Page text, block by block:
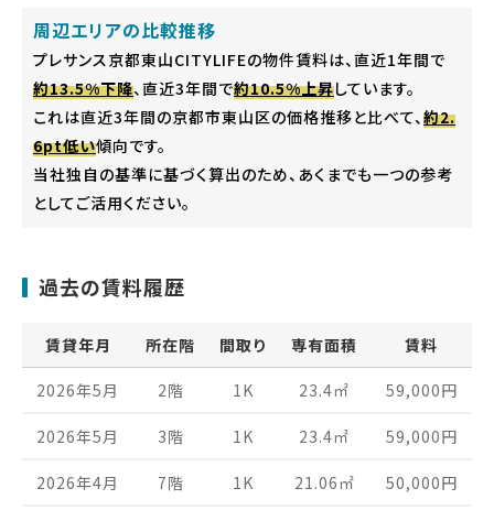
周辺エリアの比較推移
プレサンス京都東山CITYLIFEの物件賃料は、直近1年間で
約13.5%下降、直近3年間で約10.5%上昇しています。
これは直近3年間の京都市東山区の価格推移と比べて、 約2.
6pt低い傾向です。
当社独自の基準に基づく算出のため、あくまでも一つの参考
としてご活用ください。
過去の賃料履歴
賃貸年月 所在階 間取り 専有面積 賃料
2026年5月 2階 1K 23.4㎡ 59,000円
2026年5月 3階 1K 23.4㎡ 59,000円
2026年4月 7階 1K 21.06 ㎡ 50,000円